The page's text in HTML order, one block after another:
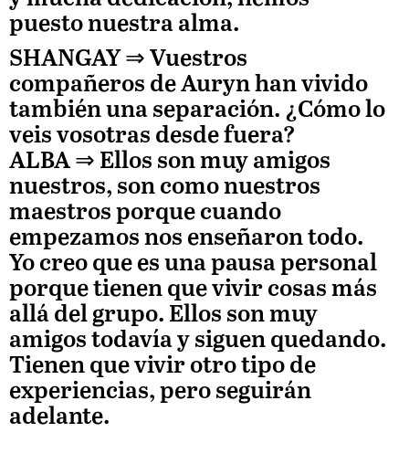
puesto nuestra alma.
SHANGAY ⇒ Vuestros
compañeros de Auryn han vivido
también una separación. ¿Cómo lo
veis vosotras desde fuera?
ALBA⇒ Ellos son muy amigos
nuestros, son como nuestros
maestros porque cuando
empezamos nos enseñaron todo.
Yo creo que es una pausa personal
porque tienen que vivir cosas más
allá del grupo. Ellos son muy
amigos todavía y siguen quedando.
Tienen que vivir otro tipo de
experiencias, pero seguirán
adelante.